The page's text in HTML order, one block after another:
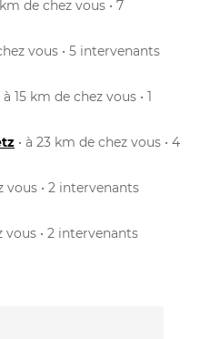
km de chez vous • 7
vous • 5 intervenants
à 15 km de chez vous • 1
• à 23 km de chez vous • 4
vous • 2 intervenants
vous • 2 intervenants